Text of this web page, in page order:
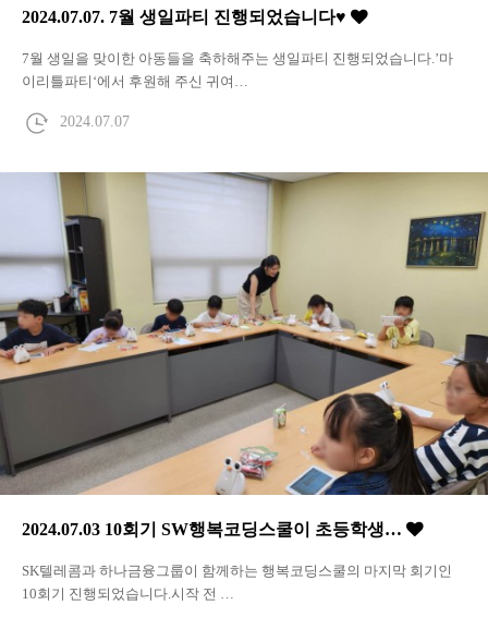
2024.07.07. 7월 생일파티 진행되었습니다♥
7월 생일을 맞이한 아동들을 축하해주는 생일파티 진행되었습니다.’마
이리틀파티‘에서 후원해 주신 귀여…
2024.07.07
2024.07.03 10회기 SW행복코딩스쿨이 초등학생…
SK텔레콤과 하나금융그룹이 함께하는 행복코딩스쿨의 마지막 회기인
10회기 진행되었습니다.시작 전 …